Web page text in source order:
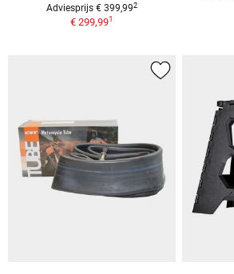
Adviesprijs € 399,992
€ 299,991